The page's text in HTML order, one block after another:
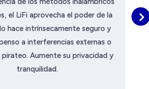
el LiFi aprovecha el poder de la
hace intrínsecamente seguro y
a interferencias externas o
Aumente su privacidad y
tranquilidad.